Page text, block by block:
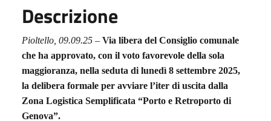
Descrizione
Pioltello, 09.09.25 – Via libera del Consiglio comunale
che ha approvato, con il voto favorevole della sola
maggioranza, nella seduta di lunedì 8 settembre 2025,
la delibera formale per avviare l’iter di uscita dalla
Zona Logistica Semplificata “Porto e Retroporto di
Genova”.